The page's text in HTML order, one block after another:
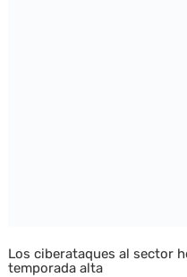
Los ciberataques al sector
temporada alta